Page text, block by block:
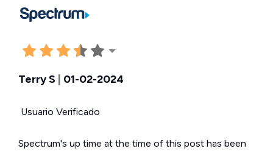
Terry S 01-02-2024
Usuario Verificado
Spectrum's up time at the time of this post has been